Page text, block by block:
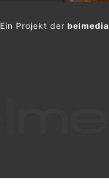
Ein Projekt derbelmedia